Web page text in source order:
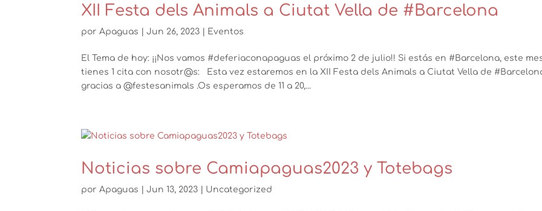
XII Festa dels Animals a Ciutat Vella de #Barcelona
porApaguas |Jun 26, 2023 Eventos
El Tema de hoy: ¡¡Nos vamos #deferiaconapaguas el próximo 2 de julio!! Si estás en #Barcelona, este
tienes 1 cita con nosotr@s: Esta vez estaremos en la XII Festa dels Animals a Ciutat Vella de
gracias a @festesanimals .Os esperamos de 11 a 20,...
Noticias sobre Camiapaguas2023 y Totebags
porApaguas |Jun 13, 2023 Uncategorized